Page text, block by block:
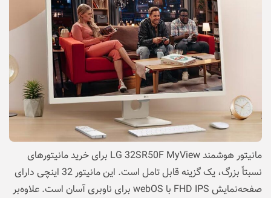
مانیتور هوشمند LG 32SR50F MyView برای خرید مانیتورهای
نسبتاً بزرگ، یک گزینه قابل تامل است. این مانیتور 32 اینچی دارای
صفحه‌نمایش FHD IPS با webOS برای ناوبری آسان است. علاوه‌بر